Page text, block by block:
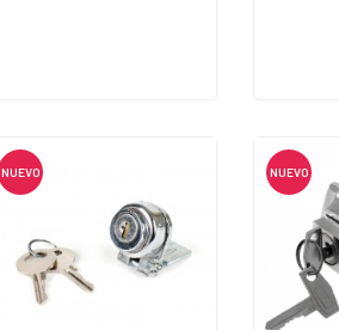
NUEVO NUEVO